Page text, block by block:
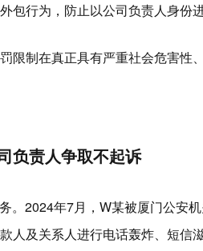
行为，防止以公司负责人身份进
限制在真正具有严重社会危害性
负责人争取不起诉
。2024年7月，W某被厦门公安
人及关系人进行电话轰炸、短信